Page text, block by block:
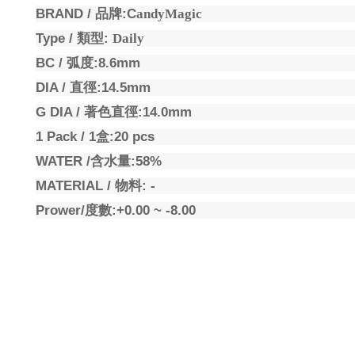
BRAND / 品牌:CandyMagic
Type / 類型: Daily
BC / 弧度:8.6mm
DIA / 直徑:14.5mm
G DIA / 著色直徑:14.0mm
1 Pack / 1盒:20 pcs
WATER /含水量:58%
MATERIAL / 物料: -
Prower/度數:+0.00 ~ -8.00